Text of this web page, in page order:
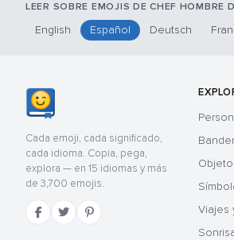
LEER SOBRE EMOJIS DE CHEF HOMBRE
English Español Deutsch
Cada emoji, cada significado,
cada idioma. Copia, pega,
explora — en 15 idiomas y más
de 3,700 emojis.
Viajes